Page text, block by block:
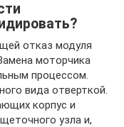
отказ модуля
моторчика
процессом.
вида отверткой.
корпус и
узла и,